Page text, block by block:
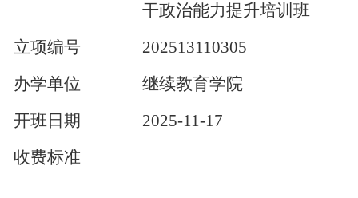
干政治能力提升培训班
立项编号
202513110305
办学单位
继续教育学院
开班日期
2025-11-17
收费标准